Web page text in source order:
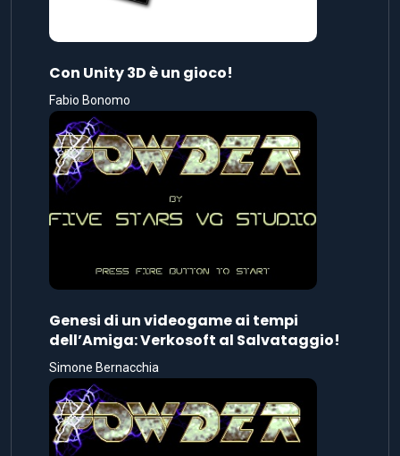
Con Unity 3D è un gioco!
Fabio Bonomo
Genesi di un videogame ai tempi
dell’Amiga: Verkosoft al Salvataggio!
Simone Bernacchia